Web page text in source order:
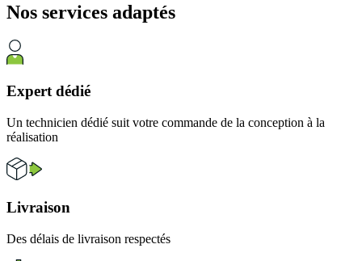
Nos services adaptés
Expert dédié
Un technicien dédié suit votre commande de la conception à la
réalisation
Livraison
Des délais de livraison respectés